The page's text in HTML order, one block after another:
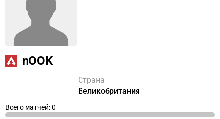
nOOK
Страна
Великобритания
Всего матчей: 0